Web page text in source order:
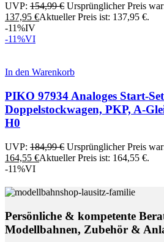
UVP: 154,99€ Ursprünglicher Preis
137,95 €Aktueller Preis ist: 137,95 €.
-11%IV
-11%VI
In den Warenkorb
PIKO 97934 Analoges Start-
Doppelstockwagen, PKP, A-
H0
UVP: 184,99€ Ursprünglicher Preis
164,55 €Aktueller Preis ist: 164,55 €.
-11%VI
Persönliche & kompetente
Modellbahnen, Zubehör &